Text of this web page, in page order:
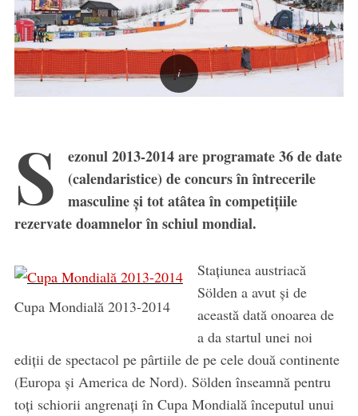
S
ezonul 2013-2014 are programate 36 de date
(calendaristice) de concurs în întrecerile
masculine şi tot atâtea în competiţiile
rezervate doamnelor în schiul mondial.
Cupa Mondială 2013-2014
Staţiunea austriacă
Sölden a avut şi de
această dată onoarea de
a da startul unei noi
ediţii de spectacol pe pârtiile de pe cele două continente
(Europa şi America de Nord). Sölden înseamnă pentru
toţi schiorii angrenaţi în Cupa Mondială începutul unui